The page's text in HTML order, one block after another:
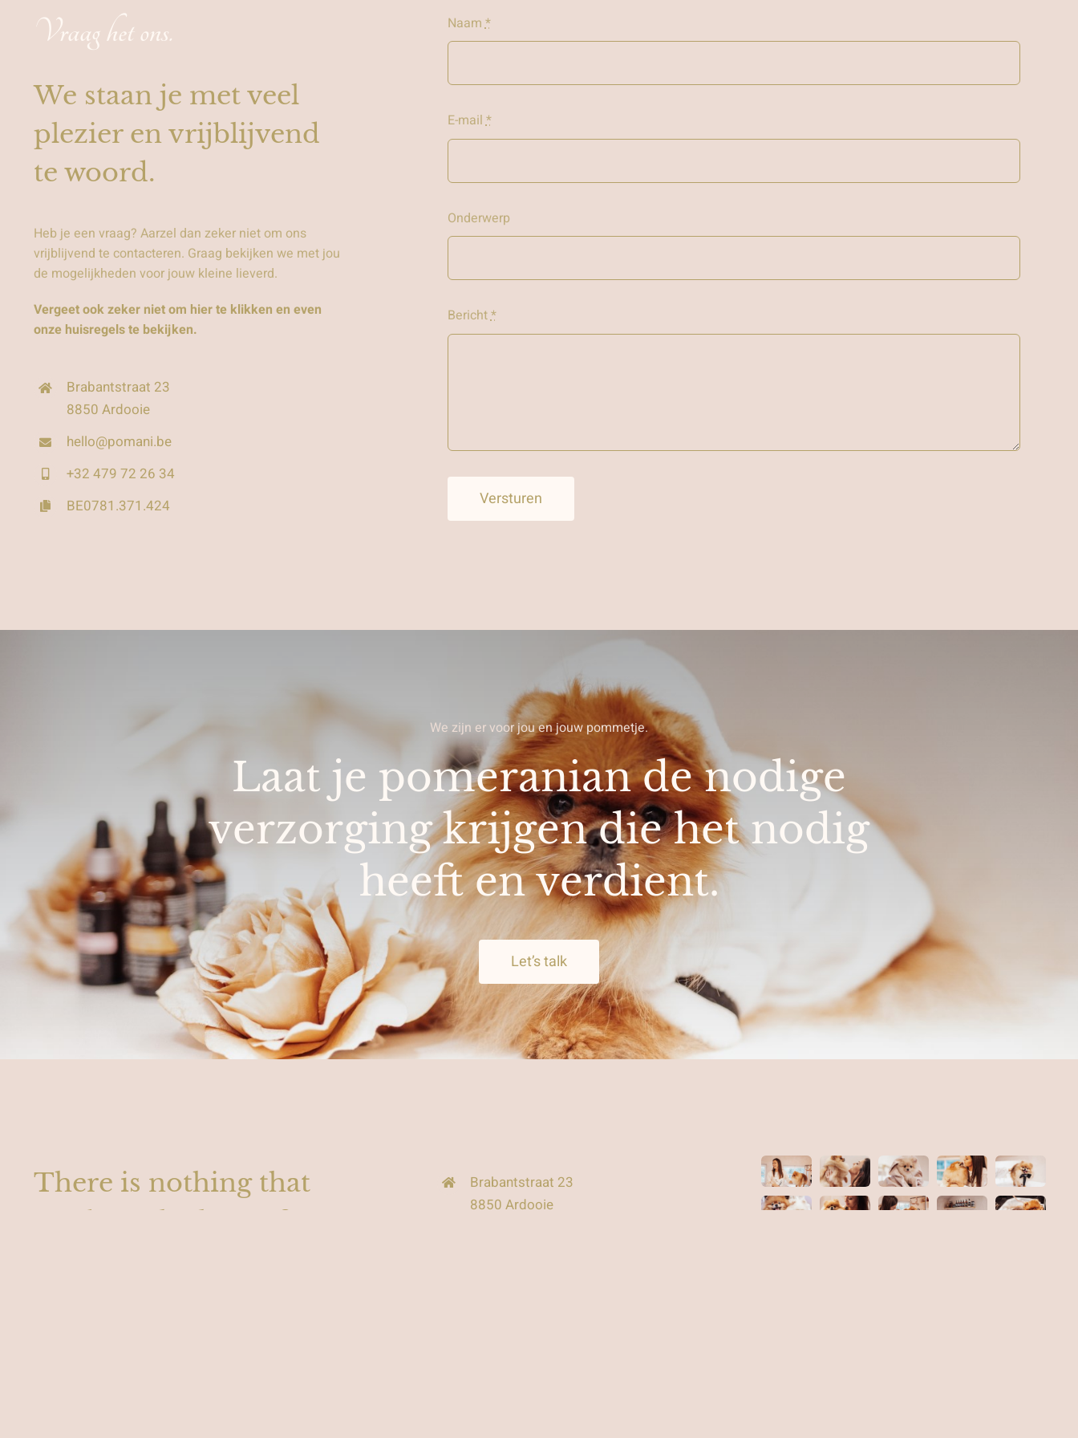
Vraag het ons.
We staan je met veel
plezier en vrijblijvend
te woord.
Heb je een vraag? Aarzel dan zeker niet om ons
vrijblijvend te contacteren. Graag bekijken we met jou
de mogelijkheden voor jouw kleine lieverd.
Vergeet ook zeker niet om hier te klikken en even
onze huisregels te bekijken.
Brabantstraat 23
8850 Ardooie
hello@pomani.be
+32 479 72 26 34
BE0781.371.424
Naam*
E-mail*
Onderwerp
Bericht*
Versturen
We zijn er voor jou en jouw pommetje.
Laat je pomeranian de nodige
verzorging krijgen die het nodig
heeft en verdient.
Let’s talk
There is nothing that
can beat the love of
Brabantstraat 23
8850 Ardooie